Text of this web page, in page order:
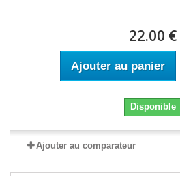
22.00 €
Ajouter au panier
Disponible
Ajouter au comparateur